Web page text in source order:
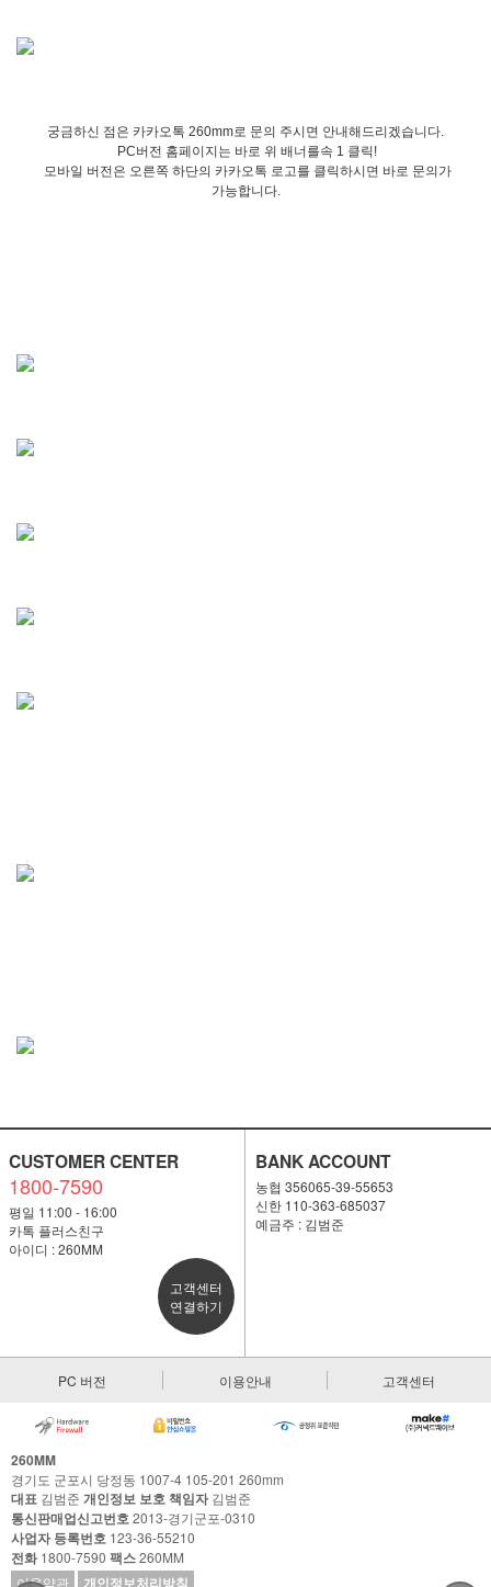
궁금하신 점은 카카오톡 260mm로 문의 주시면 안내해드리겠습니다.
PC버전 홈페이지는 바로 위 배너를속 1 클릭!
모바일 버전은 오른쪽 하단의 카카오톡 로고를 클릭하시면 바로 문의가
가능합니다.
CUSTOMER CENTER
1800-7590
평일 11:00 - 16:00
카톡 플러스친구
아이디 : 260MM
고객센터
연결하기
BANK ACCOUNT
농협 356065-39-55653
신한 110-363-685037
예금주 : 김범준
PC 버전 이용안내 고객센터
260MM
경기도 군포시 당정동 1007-4 105-201 260mm
대표 김범준 개인정보 보호 책임자김범준
통신판매업신고번호2013-경기군포-0310
사업자 등록번호 123-36-55210
전화1800-7590 팩스260MM
이용약관
개인정보처리방침